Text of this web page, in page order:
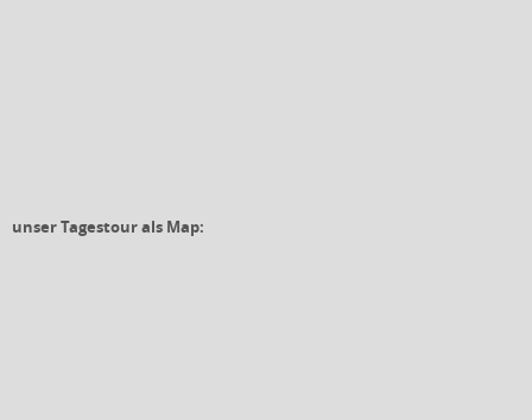
unser Tagestour als Map: